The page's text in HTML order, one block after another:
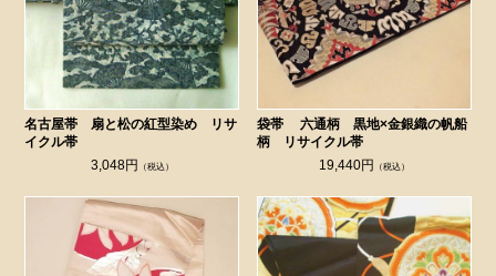
名古屋帯 扇と松の紅型染め リサ
イクル帯
3,048円
（税込）
袋帯 六通柄 黒地×金銀織の帆船
柄 リサイクル帯
19,440円
（税込）